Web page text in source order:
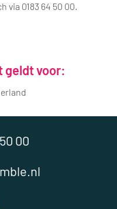
via 0183 64 50 00.
geldt voor:
00